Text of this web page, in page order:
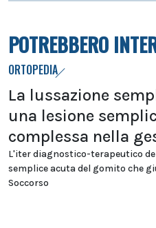
POTREBBERO
ORTOPEDIA
La lussazione
una lesione
complessa nella
L'iter diagnostico-terapeutico
semplice acuta del gomito che
Soccorso